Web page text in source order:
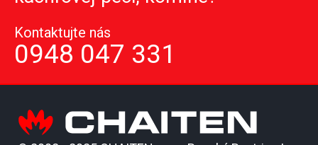
Kontaktujte nás
0948 047 331